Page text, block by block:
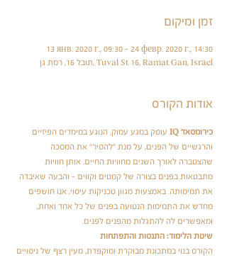
זמן ומיקום
13 янв. 2020 г., 09:30 – 24 февр. 2020 г., 14:30
תובל 16, רמת גן, Tuval St 16, Ramat Gan, Israel
אודות הקורס
כירומסאז' IQ
עוסק במגע עמוק, הנוגע במימדים הפיזיים
והרגשיים של הפנים, על מנת "להסיר" את המסכה
שהצטברה לאורך השנים מחוויות החיים. אותן חוויות
מתבטאות בפנים בצורה של קמטים וקווים – והבעה שאיבדה
את תמימותה. באמצעות מגוון טכניקות עיסוי, אנו חושפים
מחדש את התמימות הנטועה בפנים של כל אחד ואחת,
ומאפשרים לה להתגלות מהפנים לפנים.
שיטת הלימוד: התנסות והתפתחות
הקורס בנוי במתכונת מבוקרת ומוקפדת, מעין רצף של ניסויים